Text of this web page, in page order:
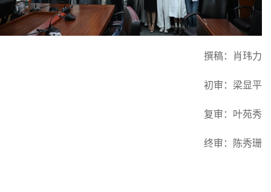
撰稿： 肖玮力
初审： 梁显平
复审： 叶苑秀
终审： 陈秀珊